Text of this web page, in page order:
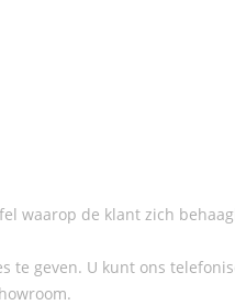
waarop de klant zich
te geven. U kunt ons